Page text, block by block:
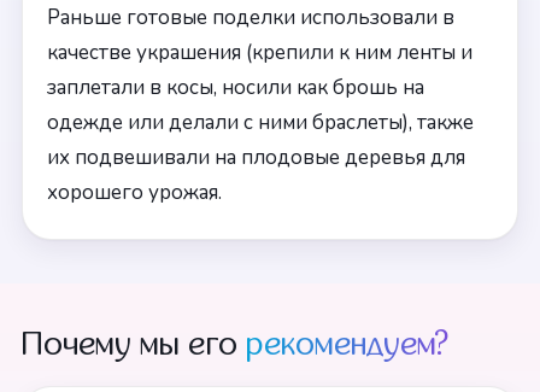
Раньше готовые поделки использовали в
качестве украшения (крепили к ним ленты и
заплетали в косы, носили как брошь на
одежде или делали с ними браслеты), также
их подвешивали на плодовые деревья для
хорошего урожая.
Почему мы его рекомендуем?